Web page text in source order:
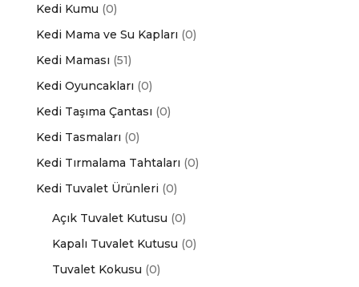
Kedi Kumu (0)
Kedi Mama ve Su Kapları (0)
Kedi Maması (51)
Kedi Oyuncakları (0)
Kedi Taşıma Çantası (0)
Kedi Tasmaları (0)
Kedi Tırmalama Tahtaları (0)
Kedi Tuvalet Ürünleri (0)
Açık Tuvalet Kutusu (0)
Kapalı Tuvalet Kutusu (0)
Tuvalet Kokusu (0)